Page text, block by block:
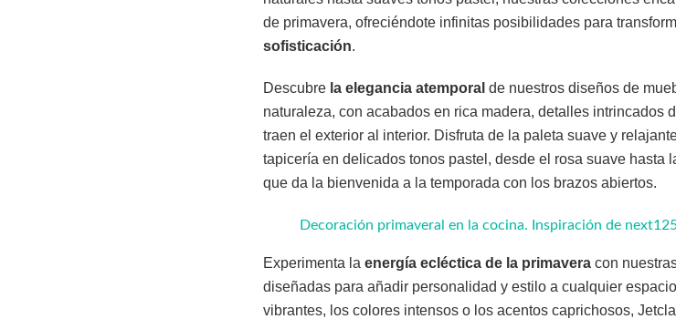
de primavera, ofreciéndote infinitas posibilidades para
sofisticación.
Descubre la elegancia atemporal de nuestros diseños de
naturaleza, con acabados en rica madera, detalles intrincados
traen el exterior al interior. Disfruta de la paleta suave y
tapicería en delicados tonos pastel, desde el rosa suave hasta
que da la bienvenida a la temporada con los brazos abiertos.
Decoración primaveral en la cocina. Inspiración de
Experimenta la energía ecléctica de la primavera con
diseñadas para añadir personalidad y estilo a cualquier
vibrantes, los colores intensos o los acentos caprichosos,